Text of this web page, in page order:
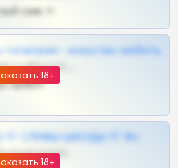
слив тг
18+
телеграм - искуство любить
приват
18+
ТГ СЛИВЫ ШКОДЫ ТГ 18+